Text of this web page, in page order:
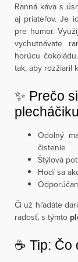
Ranná káva s
aj priateľov. Je
pre humor.
vychutnávate
horúcu
tak, aby rozžiaril
✨ Prečo
Odolný
čistenie
Štýlová
Hodí sa
Či už hľadáte
radosť, s týmto
☕️ Tip: Čo